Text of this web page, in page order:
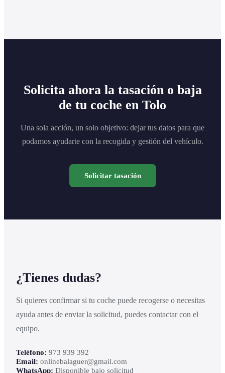
Solicita ahora la tasación o baja
de tu coche en Tolo
Una sola acción, un solo objetivo: dejar tus datos para que
podamos ayudarte con la recogida y gestión del vehículo.
Solicitar tasación
¿Tienes dudas?
Si quieres confirmar si tu coche puede recogerse o necesitas
ayuda antes de enviar la solicitud, puedes contactar con el
equipo.
Teléfono: 973 939 392
Email: onlinebalaguer@gmail.com
WhatsApp: Disponible bajo solicitud